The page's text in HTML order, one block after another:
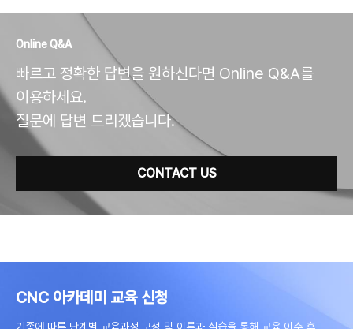
Online Q&A
빠르고 정확한 답변을 원하신다면 Online Q&A를
이용하세요.
질문에 답변 드리겠습니다.
CONTACT US
CNC 아카데미 교육 신청